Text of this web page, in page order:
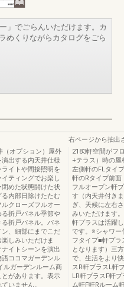
」でごらんいただけます。カ
めくりながらカタログをごら
（オプション）屋外
出する内天井仕様
イトや間接照明を
ティングでお楽し
めた状態開けた状
内部日除けたたむ
クローズフルオー
折戸パネル季節や
折戸パネル。パネ
、細部にまでこだ
しみいただけま
イトシーンを演出
ココマガーデンル
ルガーデンルーム商
があります。表示
いません。
右ページから抽出
2183軒空間がフ
+テラス）時の屋
左側軒のFLタイ
軒のRタイプ前面
フルオープン軒
す（内天井付き
ぎ、天候に左右
みいただけます
軒プラスは活躍
です。※シャワー
フタイプ■軒プラ
となります）三
で、生活をより
スR軒プラスL軒
LR軒プラスF軒
ム軒F軒Rルーム